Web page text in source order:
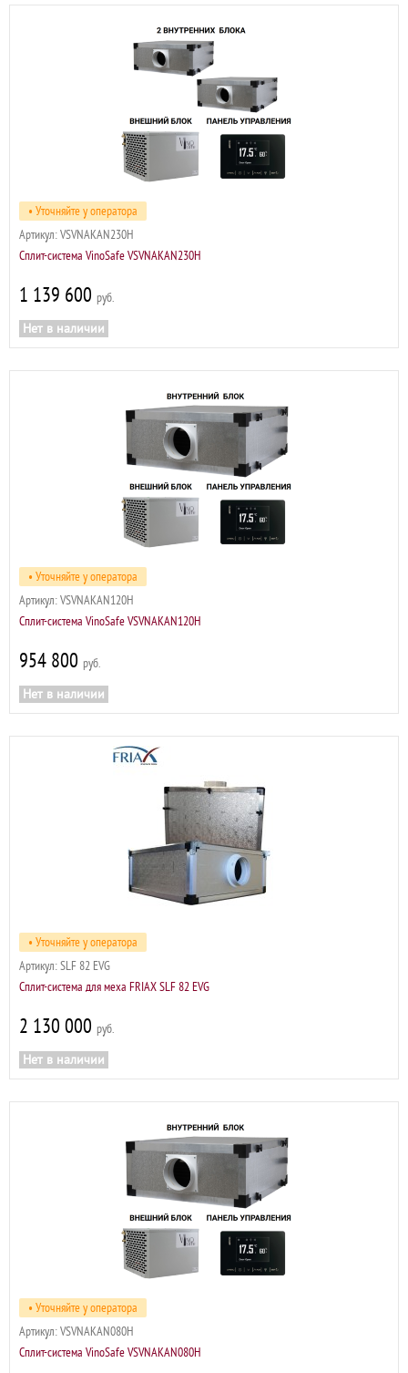
• Уточняйте у оператора
Артикул: VSVNAKAN230H
Сплит-система VinoSafe VSVNAKAN230H
1 139 600 р
Нет в наличии
• Уточняйте у оператора
Артикул: VSVNAKAN120H
Сплит-система VinoSafe VSVNAKAN120H
954 800 р
Нет в наличии
• Уточняйте у оператора
Артикул: SLF 82 EVG
Сплит-система для меха FRIAX SLF 82 EVG
2 130 000 р
Нет в наличии
• Уточняйте у оператора
Артикул: VSVNAKAN080H
Сплит-система VinoSafe VSVNAKAN080H